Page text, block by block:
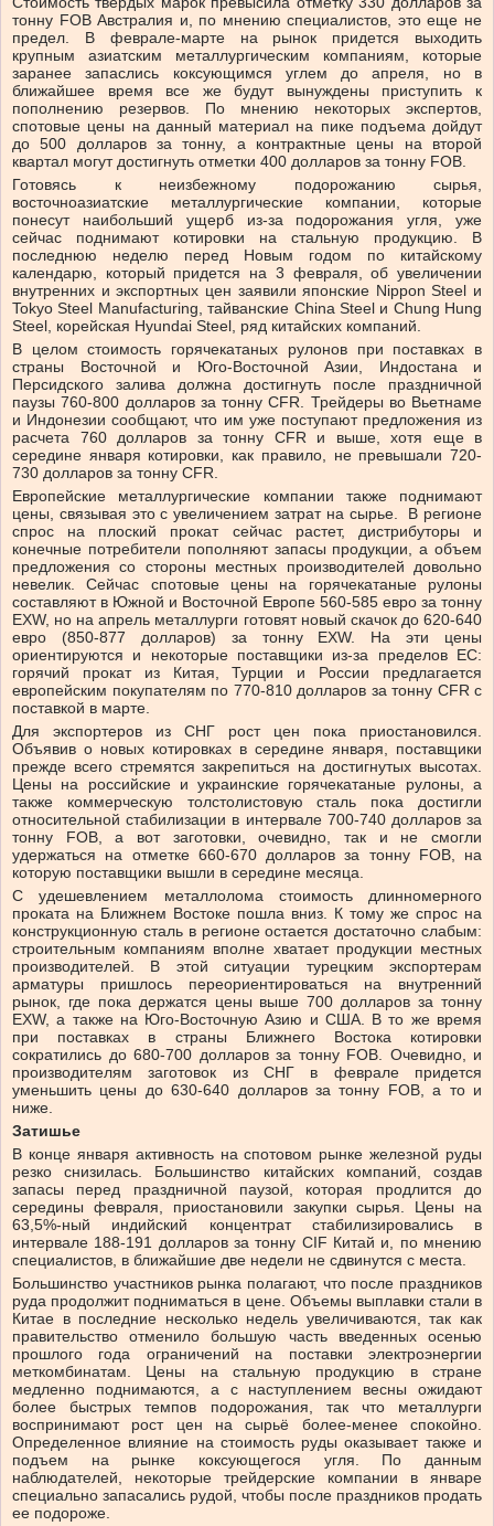
тонну FOB Австралия и, по мнению специалистов, это еще не
предел. В феврале-марте на рынок придется выходить
крупным азиатским металлургическим компаниям, которые
заранее запаслись коксующимся углем до апреля, но в
ближайшее время все же будут вынуждены приступить к
пополнению резервов. По мнению некоторых экспертов,
спотовые цены на данный материал на пике подъема дойдут
до 500 долларов за тонну, а контрактные цены на второй
квартал могут достигнуть отметки 400 долларов за тонну FOB.
Готовясь к неизбежному подорожанию сырья,
восточноазиатские металлургические компании, которые
понесут наибольший ущерб из-за подорожания угля, уже
сейчас поднимают котировки на стальную продукцию. В
последнюю неделю перед Новым годом по китайскому
календарю, который придется на 3 февраля, об увеличении
внутренних и экспортных цен заявили японские Nippon Steel и
Tokyo Steel Manufacturing, тайванские China Steel и Chung Hung
Steel, корейская Hyundai Steel, ряд китайских компаний.
В целом стоимость горячекатаных рулонов при поставках в
страны Восточной и Юго-Восточной Азии, Индостана и
Персидского залива должна достигнуть после праздничной
паузы 760-800 долларов за тонну CFR. Трейдеры во Вьетнаме
и Индонезии сообщают, что им уже поступают предложения из
расчета 760 долларов за тонну CFR и выше, хотя еще в
середине января котировки, как правило, не превышали 720-
730 долларов за тонну CFR.
Европейские металлургические компании также поднимают
цены, связывая это с увеличением затрат на сырье. В регионе
спрос на плоский прокат сейчас растет, дистрибуторы и
конечные потребители пополняют запасы продукции, а объем
предложения со стороны местных производителей довольно
невелик. Сейчас спотовые цены на горячекатаные рулоны
составляют в Южной и Восточной Европе 560-585 евро за тонну
EXW, но на апрель металлурги готовят новый скачок до 620-640
евро (850-877 долларов) за тонну EXW. На эти цены
ориентируются и некоторые поставщики из-за пределов ЕС:
горячий прокат из Китая, Турции и России предлагается
европейским покупателям по 770-810 долларов за тонну CFR с
поставкой в марте.
Для экспортеров из СНГ рост цен пока приостановился.
Объявив о новых котировках в середине января, поставщики
прежде всего стремятся закрепиться на достигнутых высотах.
Цены на российские и украинские горячекатаные рулоны, а
также коммерческую толстолистовую сталь пока достигли
относительной стабилизации в интервале 700-740 долларов за
тонну FOB, а вот заготовки, очевидно, так и не смогли
удержаться на отметке 660-670 долларов за тонну FOB, на
которую поставщики вышли в середине месяца.
С удешевлением металлолома стоимость длинномерного
проката на Ближнем Востоке пошла вниз. К тому же спрос на
конструкционную сталь в регионе остается достаточно слабым:
строительным компаниям вполне хватает продукции местных
производителей. В этой ситуации турецким экспортерам
арматуры пришлось переориентироваться на внутренний
рынок, где пока держатся цены выше 700 долларов за тонну
EXW, а также на Юго-Восточную Азию и США. В то же время
при поставках в страны Ближнего Востока котировки
сократились до 680-700 долларов за тонну FOB. Очевидно, и
производителям заготовок из СНГ в феврале придется
уменьшить цены до 630-640 долларов за тонну FOB, а то и
ниже.
Затишье
В конце января активность на спотовом рынке железной руды
резко снизилась. Большинство китайских компаний, создав
запасы перед праздничной паузой, которая продлится до
середины февраля, приостановили закупки сырья. Цены на
63,5%-ный индийский концентрат стабилизировались в
интервале 188-191 долларов за тонну CIF Китай и, по мнению
специалистов, в ближайшие две недели не сдвинутся с места.
Большинство участников рынка полагают, что после праздников
руда продолжит подниматься в цене. Объемы выплавки стали в
Китае в последние несколько недель увеличиваются, так как
правительство отменило большую часть введенных осенью
прошлого года ограничений на поставки электроэнергии
меткомбинатам. Цены на стальную продукцию в стране
медленно поднимаются, а с наступлением весны ожидают
более быстрых темпов подорожания, так что металлурги
воспринимают рост цен на сырьё более-менее спокойно.
Определенное влияние на стоимость руды оказывает также и
подъем на рынке коксующегося угля. По данным
наблюдателей, некоторые трейдерские компании в январе
специально запасались рудой, чтобы после праздников продать
ее подороже.